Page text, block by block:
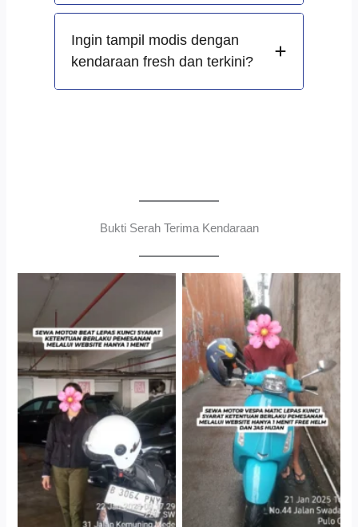
Ingin tampil modis dengan
kendaraan fresh dan terkini?
Bukti Serah Terima Kendaraan
Cityplaza Jatinegara
Gedung Parkir P6A
Antar Jemput Kendaraan